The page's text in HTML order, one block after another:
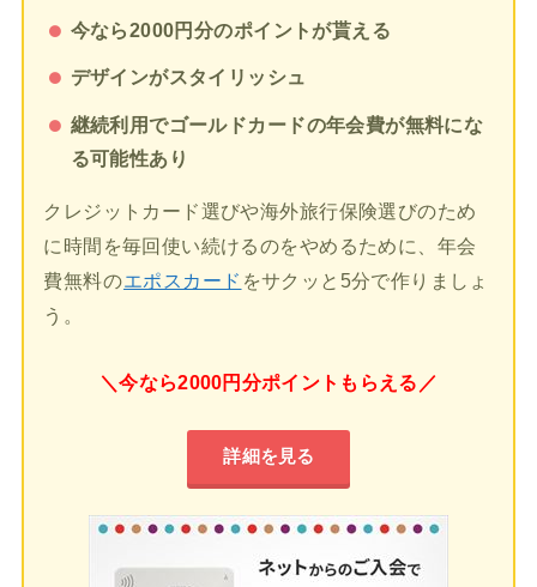
今なら2000円分のポイントが貰える
デザインがスタイリッシュ
継続利用でゴールドカードの年会費が無料にな
る可能性あり
クレジットカード選びや海外旅行保険選びのため
に時間を毎回使い続けるのをやめるために、年会
費無料のエポスカード をサクッと5分で作りましょ
う。
＼今なら2000円分ポイントもらえる／
詳細を見る